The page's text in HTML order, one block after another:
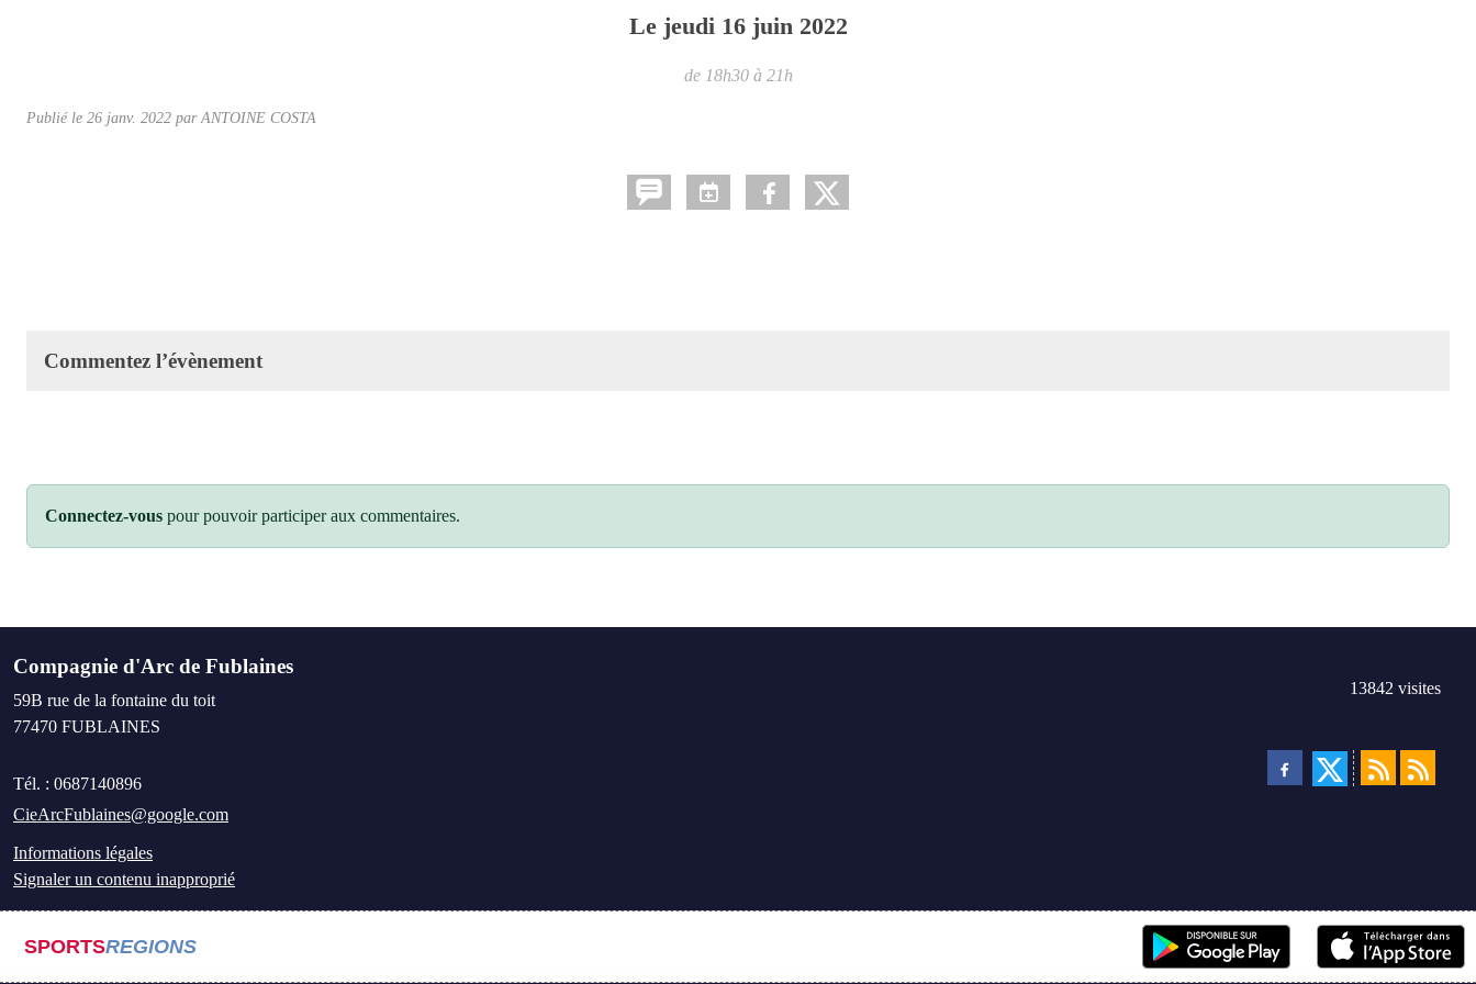
Le jeudi 16 juin 2022
de 18h30 à 21h
Publié le 26 janv. 2022 par ANTOINE COSTA
Commentez l’évènement
Connectez-vous pour pouvoir participer aux commentaires.
Compagnie d'Arc de Fublaines
59B rue de la fontaine du toit
77470 FUBLAINES
Tél. : 0687140896
CieArcFublaines@google.com
Informations légales
Signaler un contenu inapproprié
13842 visites
SPORTSREGIONS